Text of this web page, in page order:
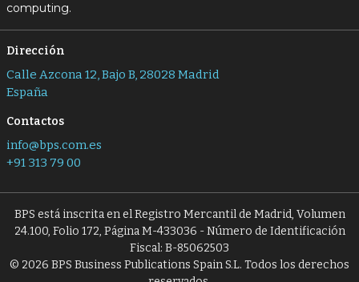
computing.
Dirección
Calle Azcona 12, Bajo B, 28028 Madrid
España
Contactos
info@bps.com.es
+91 313 79 00
BPS está inscrita en el Registro Mercantil de Madrid, Volumen
24.100, Folio 172, Página M-433036 - Número de Identificación
Fiscal: B-85062503
© 2026 BPS Business Publications Spain S.L. Todos los derechos